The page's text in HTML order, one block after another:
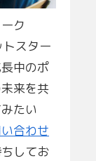
ク
スター
中のポ
来を共
たい
合わせ
してお